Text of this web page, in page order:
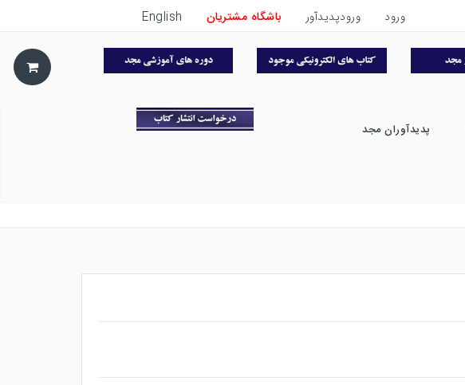
ورود ورودپدیدآور باشگاه مشتریان English
پدیدآوران مجد